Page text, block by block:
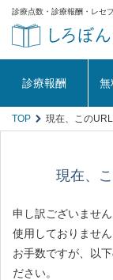
診療点数・診療報酬・レセ
診療報酬 無
TOP 現在、この
現在、
申し訳ございませ
使用しておりません
お手数ですが、以
ださい。